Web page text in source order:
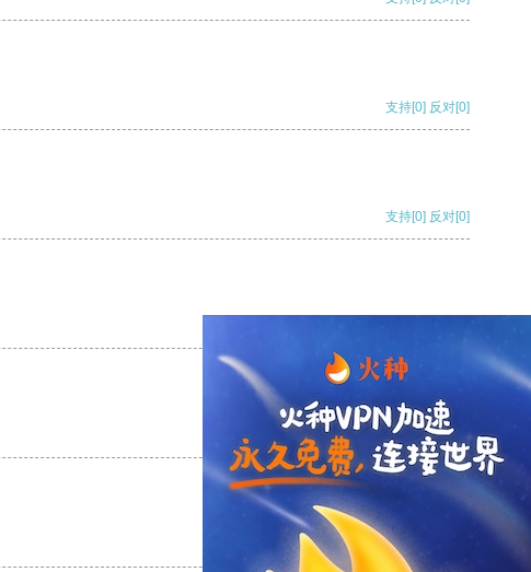
支持[0] 反对[0]
支持[0] 反对[0]
支持 [0] 反对 [0]
支持